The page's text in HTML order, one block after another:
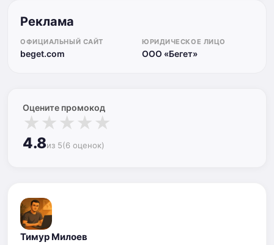
Реклама
ОФИЦИАЛЬНЫЙ САЙТ
beget.com
ЮРИДИЧЕСКОЕ ЛИЦО
ООО «Бегет»
Оцените промокод
★
★
★
★
★
4.8из 5(6 оценок)
Тимур Милоев